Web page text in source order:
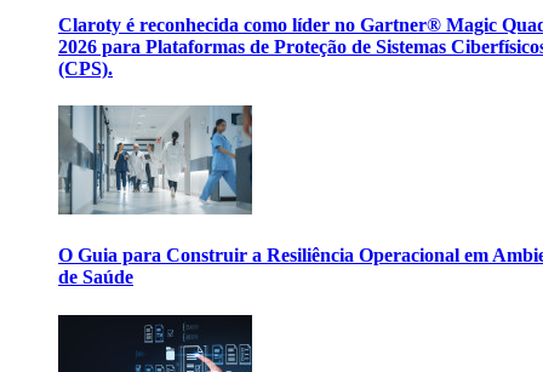
Claroty é reconhecida como líder no Gartner® Magic
2026 para Plataformas de Proteção de Sistemas
(CPS).
O Guia para Construir a Resiliência Operacional em
de Saúde